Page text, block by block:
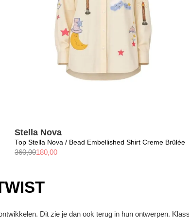
Stella Nova
Top Stella Nova / Bead Embellished Shirt Creme Brûlée
360,00180,00
Dit zie je dan ook terug in hun ontwerpen.